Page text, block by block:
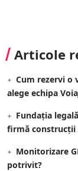
Articole
Cum rezervi o
alege echipa
Fundația
firmă construcții
Monitorizare
potrivit?